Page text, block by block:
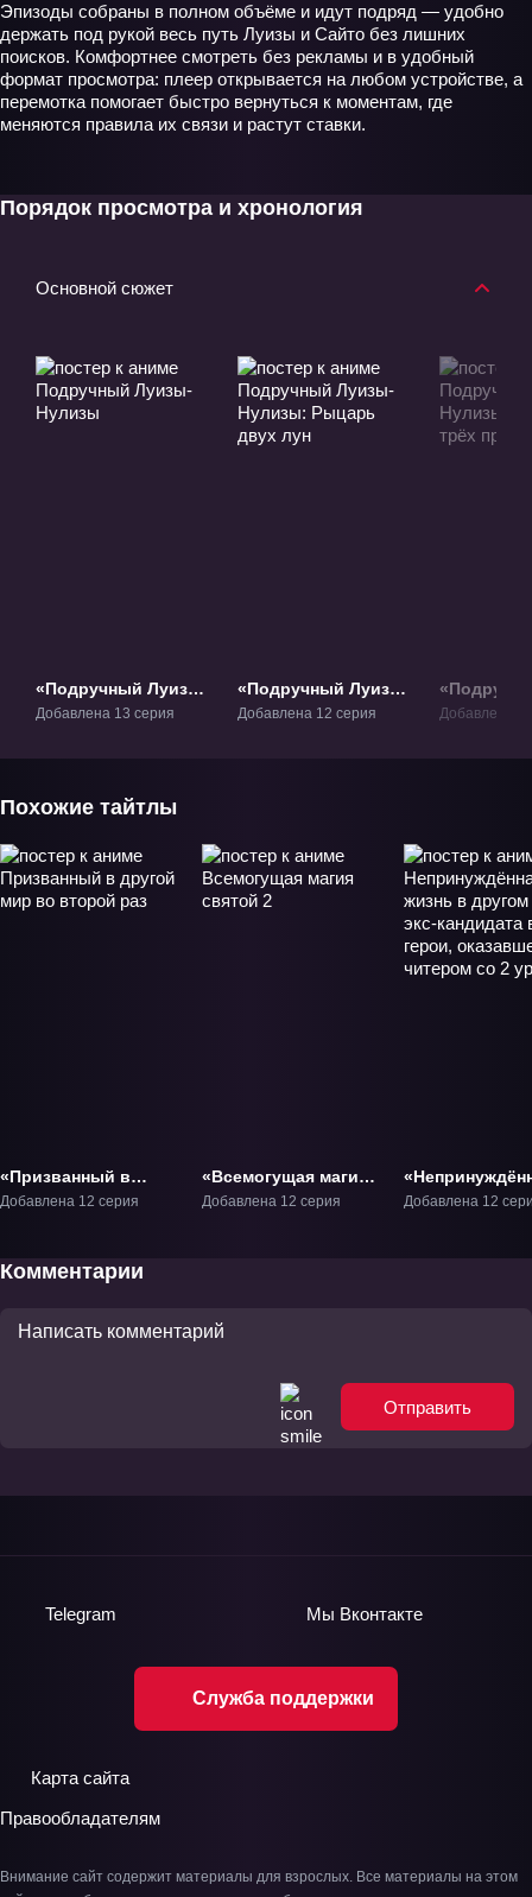
Эпизоды собраны в полном объёме и идут подряд — удобно
держать под рукой весь путь Луизы и Сайто без лишних
поисков. Комфортнее смотреть без рекламы и в удобный
формат просмотра: плеер открывается на любом устройстве, а
перемотка помогает быстро вернуться к моментам, где
меняются правила их связи и растут ставки.
Порядок просмотра и хронология
Основной сюжет
«Подручный Луизы-
Нулизы» ТВ-1
Добавлена 13 серия
«Подручный Луизы-
Нулизы: Рыцарь
Добавлена 12 серия
Нулизы:
Добавлена
Похожие тайтлы
«Призванный в
другой мир во
Добавлена 12 серия
«Всемогущая магия
святой 2» ТВ-2
Добавлена 12 серия
жизнь в
оказавшегося
Добавлена 12
Комментарии
Отправить
Служба поддержки
Telegram Мы Вконтакте
Карта сайта
Правообладателям
Внимание сайт содержит материалы для взрослых. Все материалы на этом